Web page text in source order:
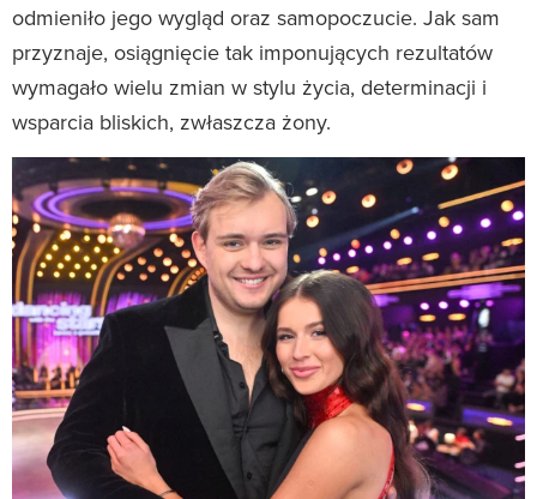
odmieniło jego wygląd oraz samopoczucie. Jak sam
przyznaje, osiągnięcie tak imponujących rezultatów
wymagało wielu zmian w stylu życia, determinacji i
wsparcia bliskich, zwłaszcza żony.